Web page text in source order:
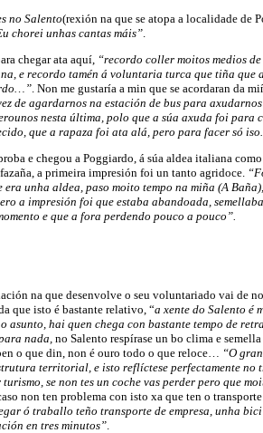
no Salento(rexión na que se atopa a localidade de
chorei unhas cantas máis”
chegar ata aquí, “recordo coller moitos medios
e recordo tamén á voluntaria turca que tiña que
. Non me gustaría a min que se acordaran da
de agardarnos na estación de bus para
nesta última, polo que a súa axuda foi para
que a rapaza foi ata alá, pero para facer só
e chegou a Poggiardo, á súa aldea italiana
a primeira impresión foi un tanto agridoce.
unha aldea, paso moito tempo na miña (A
a impresión foi que estaba abandoada,
e que a fora perdendo pouco a pouco”.
na que desenvolve o seu voluntariado vai de
que isto é bastante relativo, “a xente do Salento é
asunto, hai quen chega con bastante tempo de
nada, no Salento respírase un bo clima e
o que din, non é ouro todo o que reloce…
“O
territorial, e isto reflíctese perfectamente no
se non tes un coche vas perder pero que
caso non ten problema con isto xa que ten o
ó traballo teño transporte de empresa, unha
en tres minutos”